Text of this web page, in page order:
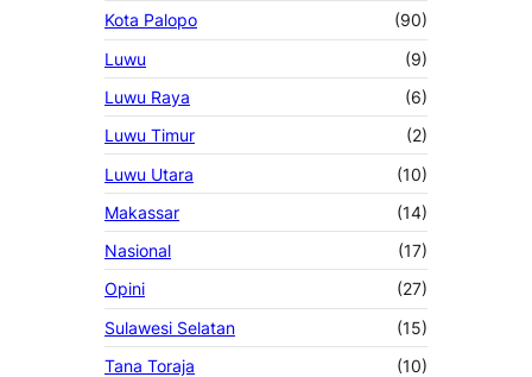
Kota Palopo
(90)
Luwu
(9)
Luwu Raya
(6)
Luwu Timur
(2)
Luwu Utara
(10)
Makassar
(14)
Nasional
(17)
Opini
(27)
Sulawesi Selatan
(15)
Tana Toraja
(10)